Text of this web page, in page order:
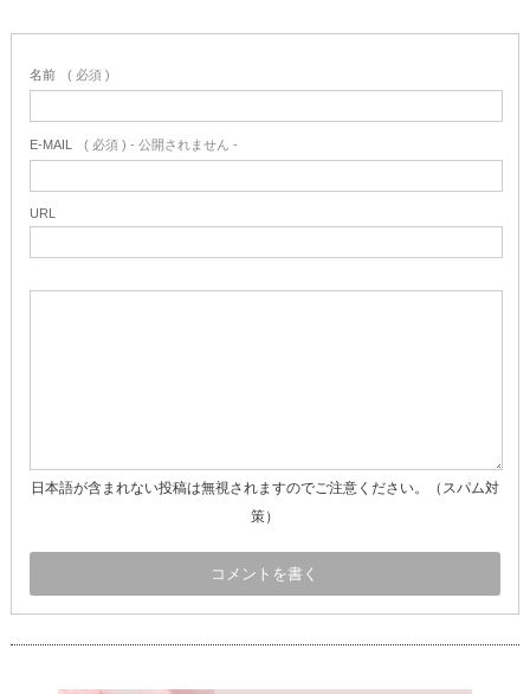
名前 ( 必須 )
E-MAIL ( 必須 ) - 公開されません -
URL
日本語が含まれない投稿は無視されますのでご注意ください。（スパム対
策）